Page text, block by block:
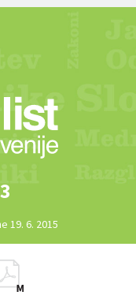
19. 6. 2015